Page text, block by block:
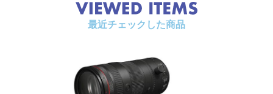
最近チェックした商品